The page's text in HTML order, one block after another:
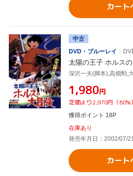
カート
中古
DVD・ブルーレイ
太陽の王子 ホルス
¥1,980円
定価より2,970円（60%
獲得ポイント 18P
在庫あり
発売年月日：2002/07/21
カート